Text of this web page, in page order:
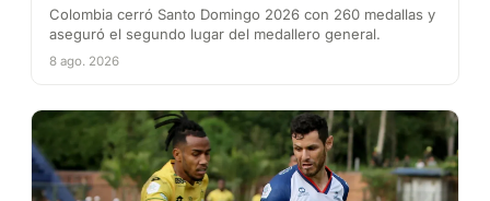
Colombia cerró Santo Domingo 2026 con 260 medallas y
aseguró el segundo lugar del medallero general.
8 ago. 2026